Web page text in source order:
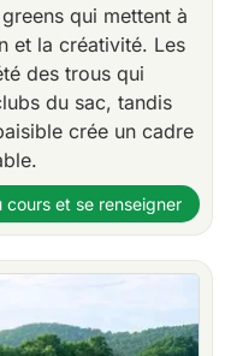
qui mettent à
et la créativité. Les
des trous qui
du sac, tandis
crée un cadre
cours et se renseigner